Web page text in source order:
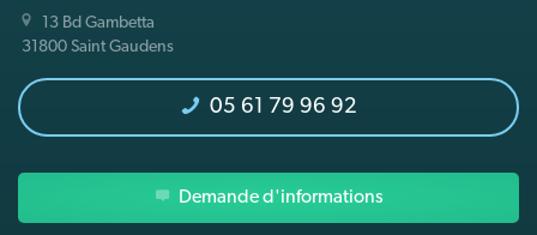
13 Bd Gambetta
31800 Saint Gaudens
05 61 79 96 92
Demande d'informations